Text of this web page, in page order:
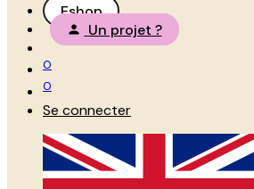
Eshop
Un projet ?
0
0
Se connecter